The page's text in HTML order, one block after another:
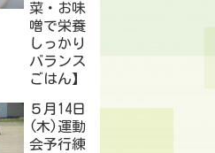
菜・お味
噌で栄養
しっかり
バランス
ごはん】
５月14日
(木)運動
会予行練